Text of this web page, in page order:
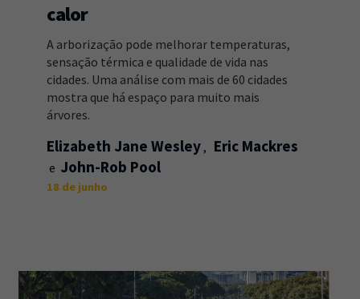
calor
A arborização pode melhorar temperaturas,
sensação térmica e qualidade de vida nas
cidades. Uma análise com mais de 60 cidades
mostra que há espaço para muito mais
árvores.
Elizabeth Jane Wesley
Eric Mackres
John-Rob Pool
18 de junho